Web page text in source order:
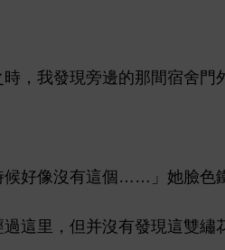
， 現旁邊 宿舍
候好像沒 個……」
過 里，但并沒 現 雙繡